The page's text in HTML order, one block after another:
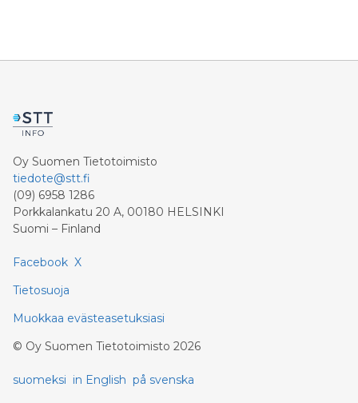
Oy Suomen Tietotoimisto
tiedote@stt.fi
(09) 6958 1286
Porkkalankatu 20 A, 00180 HELSINKI
Suomi – Finland
Facebook X
Tietosuoja
Muokkaa evästeasetuksiasi
© Oy Suomen Tietotoimisto 2026
suomeksi in English på svenska